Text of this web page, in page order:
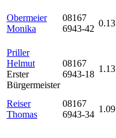
Obermeier
Monika
08167
6943-42
0.13
Priller
Helmut
Erster
Bürgermeister
08167
6943-18
1.13
Reiser
Thomas
08167
6943-34
1.09